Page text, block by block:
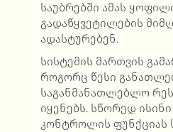
საუბრებში ამას
გადაწყვეტილების
ადასტურებენ.
სისტემის მართვის
როგორც წესი
საგანმანათლებლო
იყენებს. სწორედ
კონტროლის ფუნქციას